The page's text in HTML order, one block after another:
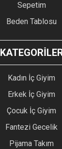
Sepetim
Beden Tablosu
Kadın İç Giyim
Erkek İç Giyim
Çocuk İç Giyim
Fantezi Gecelik
Pijama Takım